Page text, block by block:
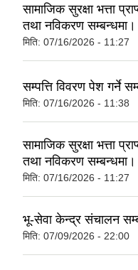
सामाजिक सुरक्षा भत्ता
तथा नविकरण सम्बन्धमा।
मिति: 07/16/2026 - 11:27
सम्पत्ति विवरण पेश गर्ने
मिति: 07/16/2026 - 11:38
सामाजिक सुरक्षा भत्ता
तथा नविकरण सम्बन्धमा।
मिति: 07/16/2026 - 11:27
भू-सेवा केन्द्र संचालन
मिति: 07/09/2026 - 22:00